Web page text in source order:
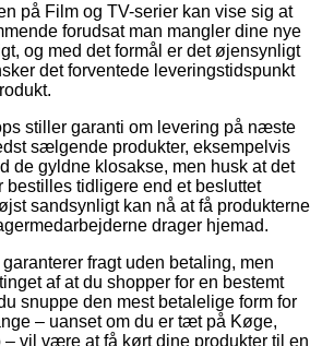
på Film og TV-serier kan vise sig at
forudsat man mangler dine nye
og med det formål er det øjensynligt
det forventede leveringstidspunkt
stiller garanti om levering på næste
sælgende produkter, eksempelvis
de gyldne klosakse, men husk at det
tidligere end et besluttet
sandsynligt kan nå at få produkterne
drager hjemad.
fragt uden betaling, men
af at du shopper for en bestemt
snuppe den mest betalelige form for
– uanset om du er tæt på Køge,
– vil være at få kørt dine produkter til en